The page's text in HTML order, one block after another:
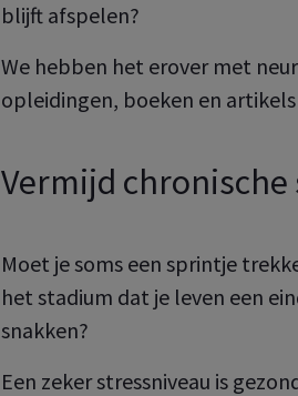
blijft afspelen?
We hebben het erover met
opleidingen, boeken en
Vermijd chronische
Moet je soms een sprintje
het stadium dat je leven een
snakken?
Een zeker stressniveau is